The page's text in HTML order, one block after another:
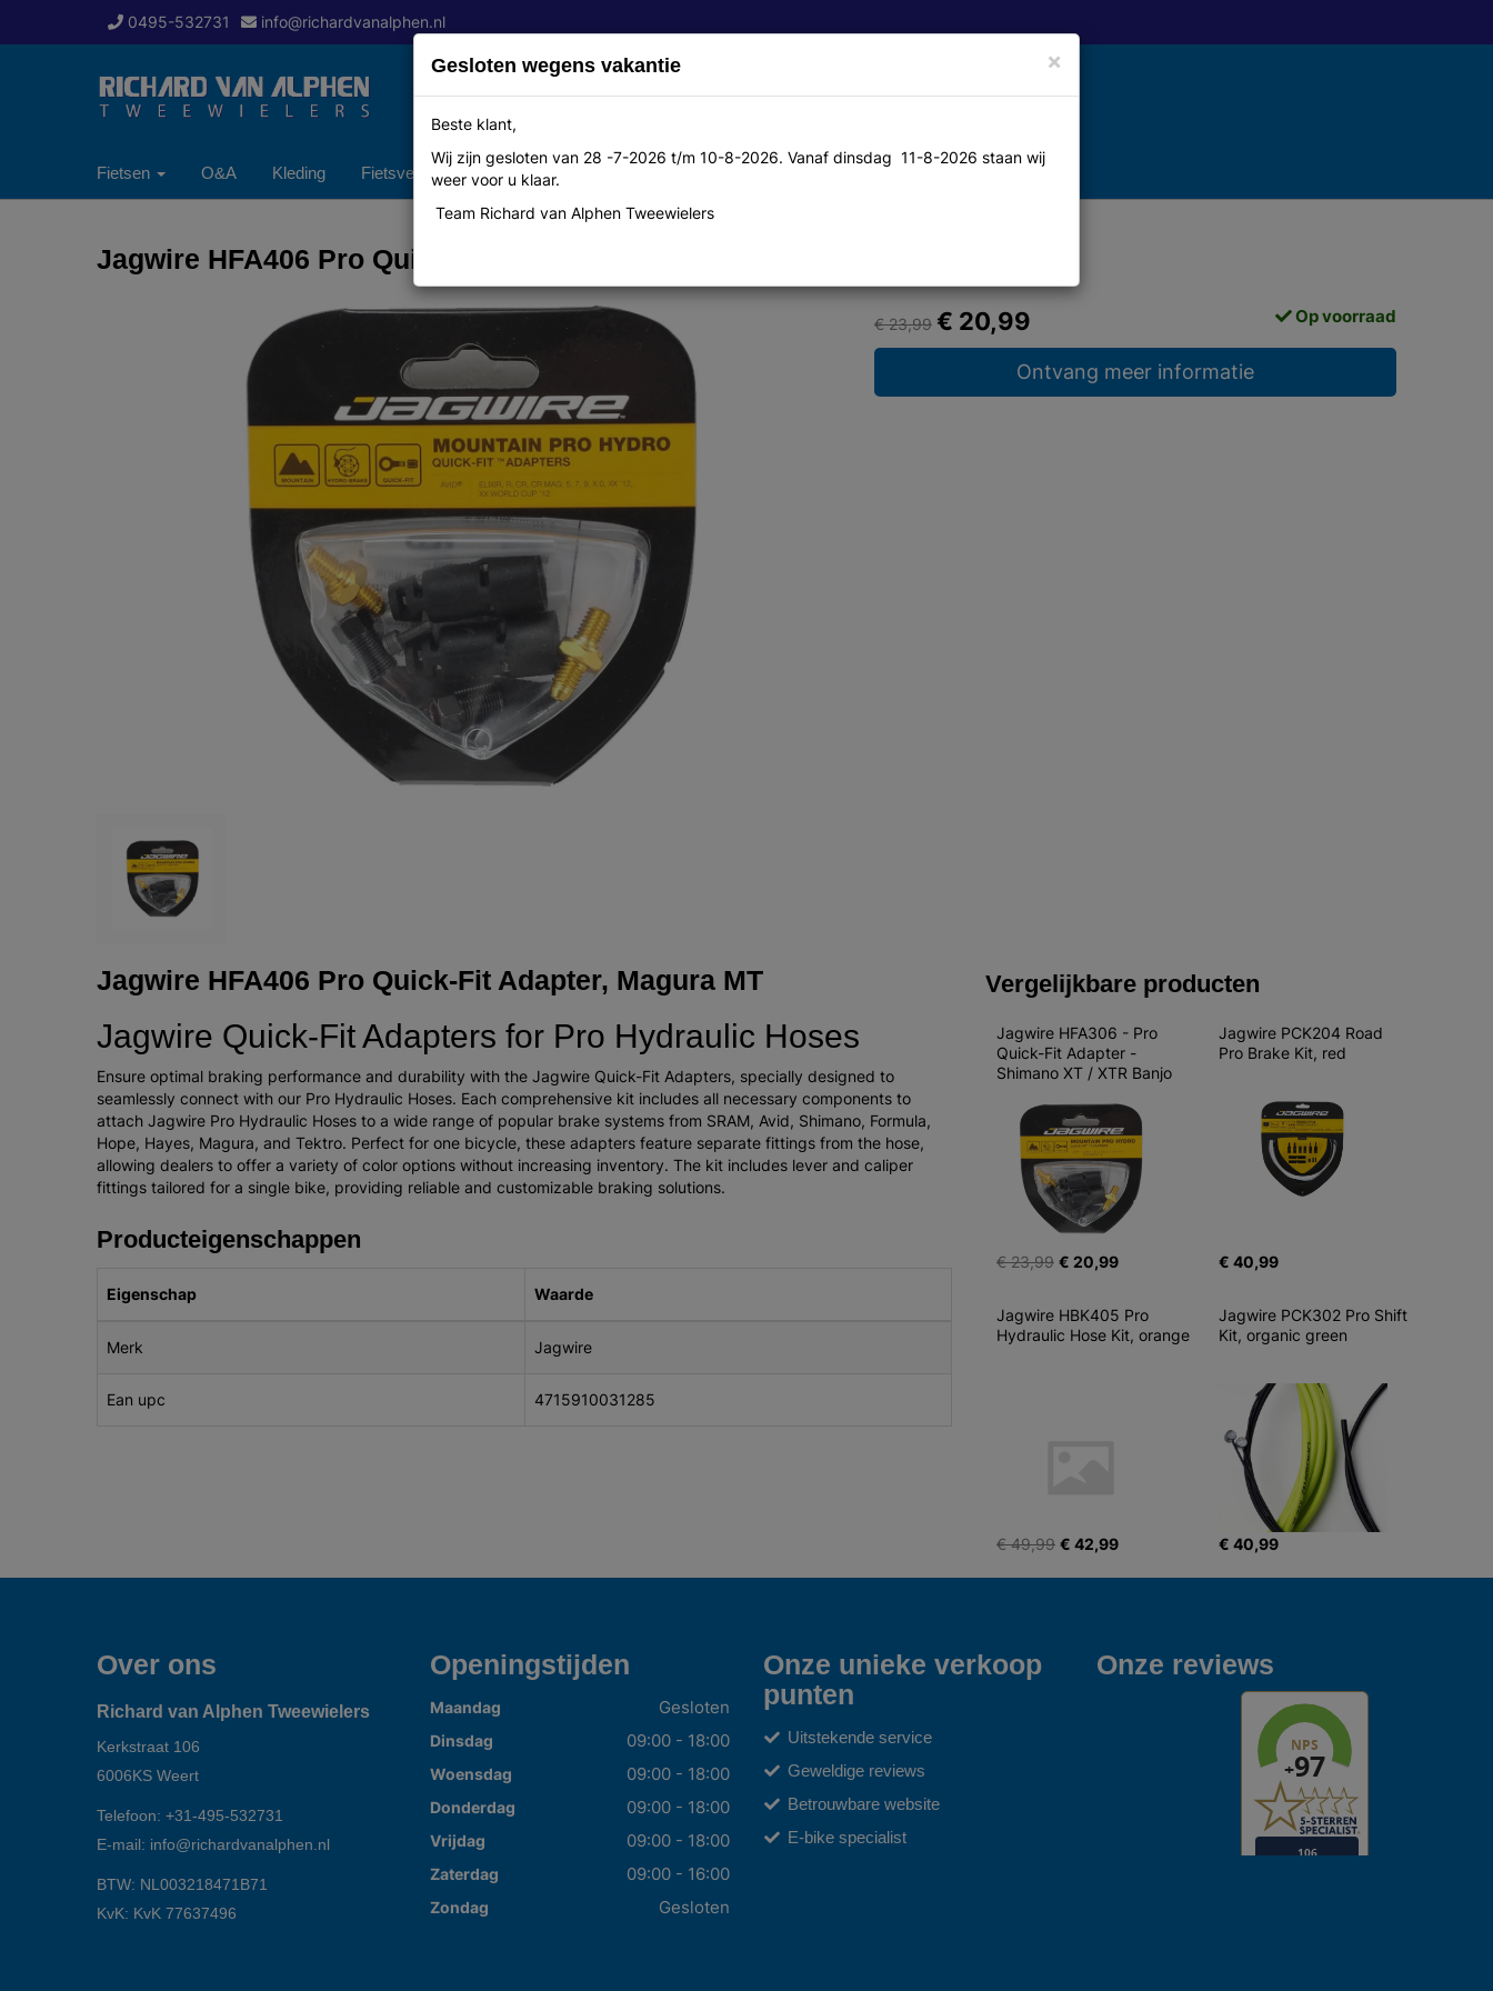
0495-532731 info@richardvanalphen.nl
Fietsen O&A Kleding Fietsverzekering Over ons Contact
Jagwire HFA406 Pro Quick-Fit Adapter, Magura MT
€ 23,99 € 20,99 Op voorraad
Ontvang meer informatie
Jagwire HFA406 Pro Quick-Fit Adapter, Magura MT
Jagwire Quick-Fit Adapters for Pro Hydraulic Hoses
Ensure optimal braking performance and durability with the Jagwire Quick-Fit Adapters, specially designed to
seamlessly connect with our Pro Hydraulic Hoses. Each comprehensive kit includes all necessary components to
attach Jagwire Pro Hydraulic Hoses to a wide range of popular brake systems from SRAM, Avid, Shimano, Formula,
Hope, Hayes, Magura, and Tektro. Perfect for one bicycle, these adapters feature separate fittings from the hose,
allowing dealers to offer a variety of color options without increasing inventory. The kit includes lever and caliper
fittings tailored for a single bike, providing reliable and customizable braking solutions.
Producteigenschappen
Eigenschap Waarde
Merk Jagwire
Ean upc 4715910031285
Vergelijkbare producten
Jagwire HFA306 - Pro
Quick-Fit Adapter -
Shimano XT / XTR Banjo
€ 23,99 € 20,99
Jagwire PCK204 Road
Pro Brake Kit, red
€ 40,99
Jagwire HBK405 Pro
Hydraulic Hose Kit, orange
€ 49,99 € 42,99
Jagwire PCK302 Pro Shift
Kit, organic green
€ 40,99
Over ons
Richard van Alphen Tweewielers
Kerkstraat 106
6006KS Weert
Telefoon: +31-495-532731
E-mail: info@richardvanalphen.nl
BTW: NL003218471B71
KvK: KvK 77637496
Openingstijden
Maandag Gesloten
Dinsdag 09:00 - 18:00
Woensdag 09:00 - 18:00
Donderdag 09:00 - 18:00
Vrijdag 09:00 - 18:00
Zaterdag 09:00 - 16:00
Zondag Gesloten
Onze unieke verkoop
punten
Uitstekende service
Geweldige reviews
Betrouwbare website
E-bike specialist
Onze reviews
×
Gesloten wegens vakantie
Beste klant,
Wij zijn gesloten van 28 -7-2026 t/m 10-8-2026. Vanaf dinsdag 11-8-2026 staan wij
weer voor u klaar.
Team Richard van Alphen Tweewielers